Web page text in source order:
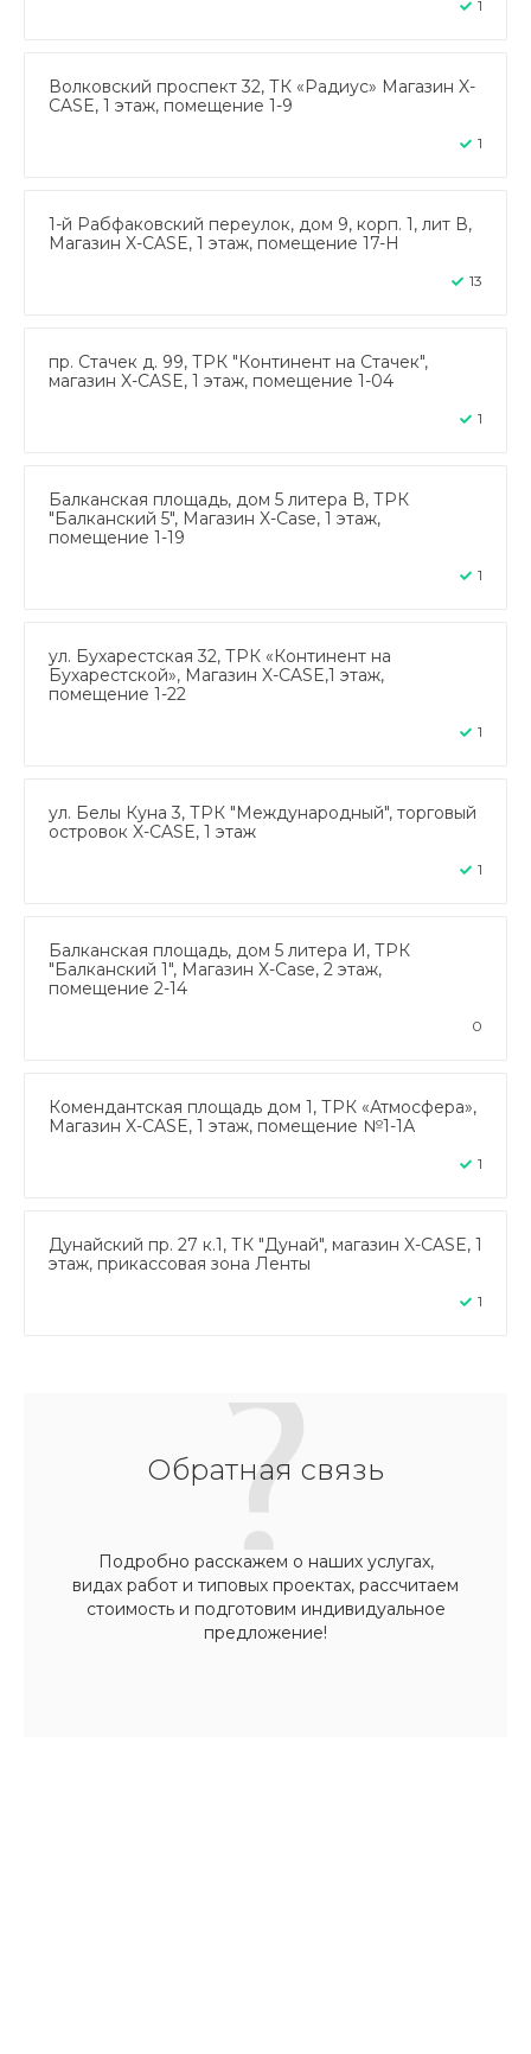
1
Волковский проспект 32, ТК «Радиус» Магазин X-
CASE, 1 этаж, помещение 1-9
1
1-й Рабфаковский переулок, дом 9, корп. 1, лит В,
Магазин X-CASE, 1 этаж, помещение 17-Н
13
пр. Стачек д. 99, ТРК "Континент на Стачек",
магазин X-CASE, 1 этаж, помещение 1-04
1
Балканская площадь, дом 5 литера В, ТРК
"Балканский 5", Магазин X-Case, 1 этаж,
помещение 1-19
1
ул. Бухарестская 32, ТРК «Континент на
Бухарестской», Магазин X-CASE,1 этаж,
помещение 1-22
1
ул. Белы Куна 3, ТРК "Международный", торговый
островок X-CASE, 1 этаж
1
Балканская площадь, дом 5 литера И, ТРК
"Балканский 1", Магазин X-Case, 2 этаж,
помещение 2-14
0
Комендантская площадь дом 1, ТРК «Атмосфера»,
Магазин X-CASE, 1 этаж, помещение №1-1А
1
Дунайский пр. 27 к.1, ТК "Дунай", магазин X-CASE, 1
этаж, прикассовая зона Ленты
1
Обратная связь
Подробно расскажем о наших услугах,
видах работ и типовых проектах, рассчитаем
стоимость и подготовим индивидуальное
предложение!